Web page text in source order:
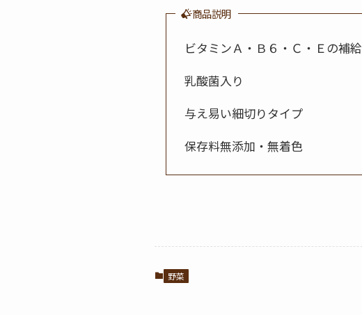
商品説明
ビタミンＡ・Ｂ６・Ｃ・Ｅの補給
乳酸菌入り
与え易い細切りタイプ
保存料無添加・無着色
野菜